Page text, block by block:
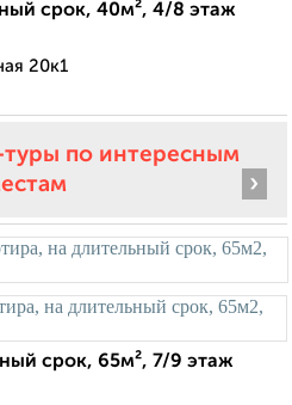
срок, 40м², 4/8 этаж
20к1
туры по интересным
›
срок, 65м², 7/9 этаж